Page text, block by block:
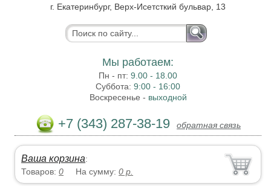
г. Екатеринбург, Верх-Исетсткий бульвар, 13
Мы работаем:
Пн - пт:9.00 - 18.00
Суббота:9:00 - 16:00
Воскресенье - выходной
+7 (343) 287-38-19 обратная связь
Ваша корзина:
Товаров:0 На сумму:0 р.